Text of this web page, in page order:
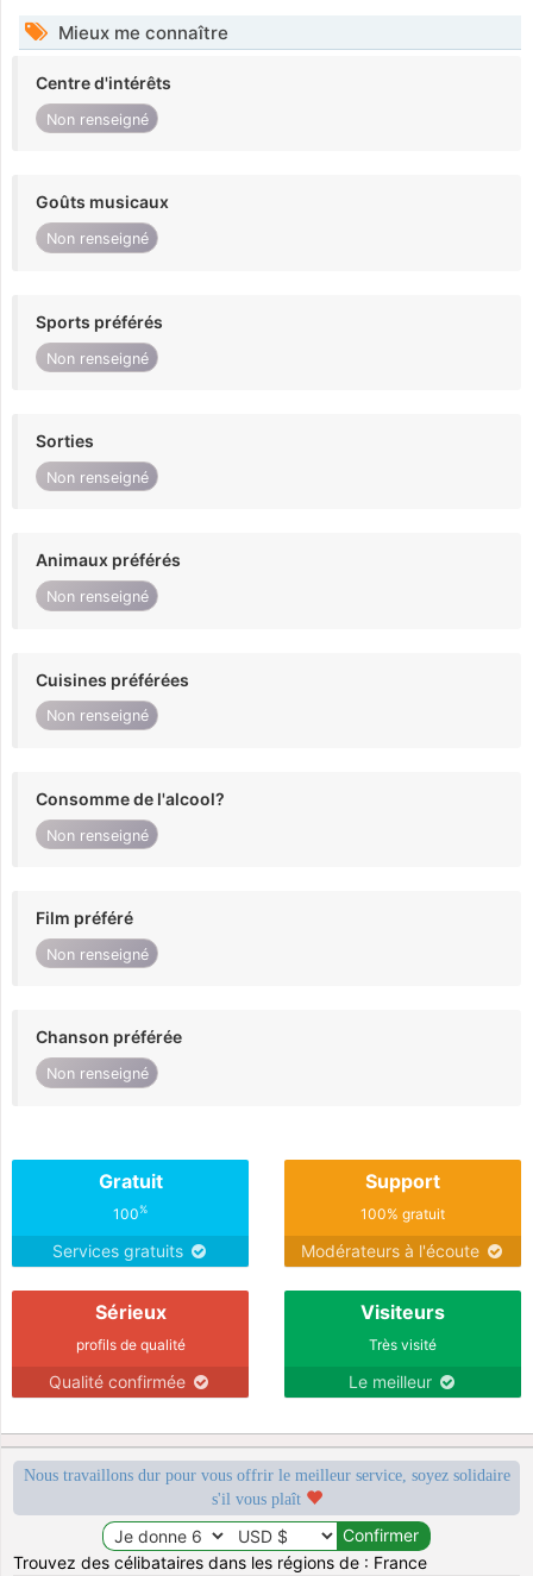
Mieux me connaître
Centre d'intérêts
Non renseigné
Goûts musicaux
Non renseigné
Sports préférés
Non renseigné
Sorties
Non renseigné
Animaux préférés
Non renseigné
Cuisines préférées
Non renseigné
Consomme de l'alcool?
Non renseigné
Film préféré
Non renseigné
Chanson préférée
Non renseigné
Gratuit
100%
Services gratuits
Support
100% gratuit
Modérateurs à l'écoute
Sérieux
profils de qualité
Qualité confirmée
Visiteurs
Très visité
Le meilleur
Nous travaillons dur pour vous offrir le meilleur service, soyez solidaire
s'il vous plaît
Trouvez des célibataires dans les régions de : France